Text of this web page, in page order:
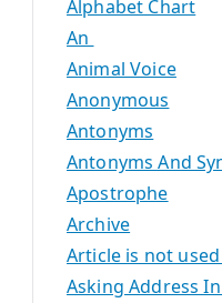
Alphabet Chart
An
Animal Voice
Anonymous
Antonyms
Antonyms And
Apostrophe
Archive
Article is not
Asking Address